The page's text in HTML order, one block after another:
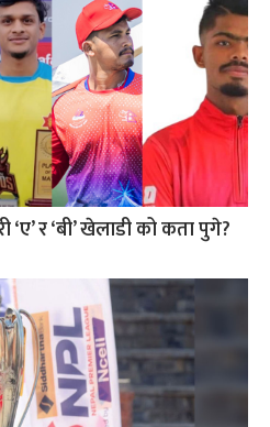
र ‘बी’ खेलाडी को कता पुगे?